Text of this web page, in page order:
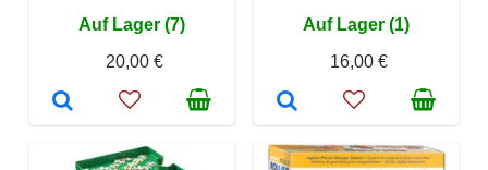
Auf Lager (7)
20,00 €
Auf Lager (1)
16,00 €